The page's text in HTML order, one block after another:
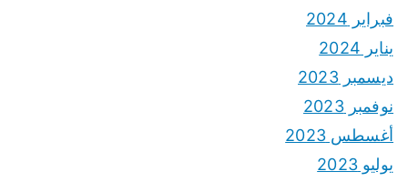
فبراير 2024
يناير 2024
ديسمبر 2023
نوفمبر 2023
أغسطس 2023
يوليو 2023